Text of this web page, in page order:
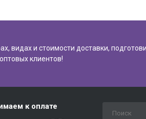
видах и стоимости доставки,
клиентов!
к оплате